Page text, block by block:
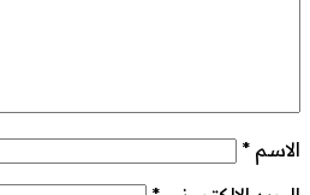
الاسم *